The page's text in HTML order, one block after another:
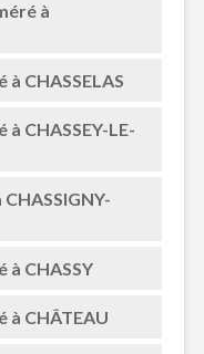
à
CHASSELAS
CHASSEY-LE-
CHASSY
à CHÂTEAU